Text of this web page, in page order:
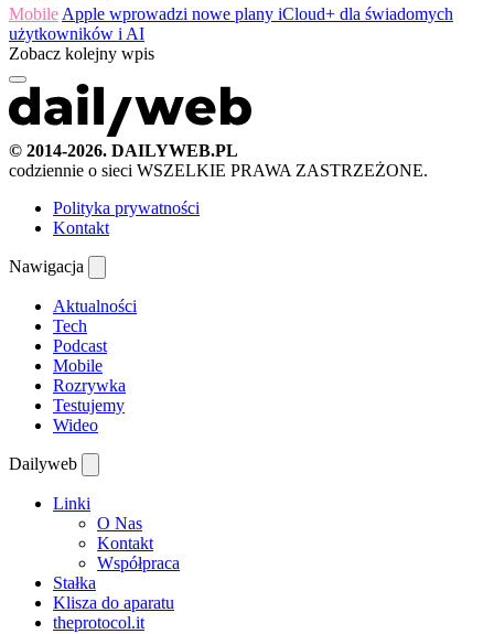
Mobile Apple wprowadzi nowe plany iCloud+ dla świadomych
użytkowników i AI
Zobacz kolejny wpis
© 2014-2026. DAILYWEB.PL
codziennie o sieci WSZELKIE PRAWA ZASTRZEŻONE.
Polityka prywatności
Kontakt
Nawigacja
Aktualności
Tech
Podcast
Mobile
Rozrywka
Testujemy
Wideo
Dailyweb
Linki
O Nas
Kontakt
Współpraca
Stałka
Klisza do aparatu
theprotocol.it